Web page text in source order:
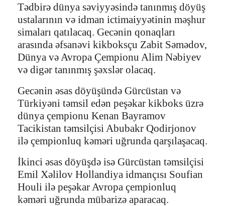
Tədbirə dünya səviyyəsində tanınmış döyüş
ustalarının və idman ictimaiyyətinin məşhur
simaları qatılacaq. Gecənin qonaqları
arasında əfsanəvi kikboksçu Zabit Səmədov,
Dünya və Avropa Çempionu Alim Nəbiyev
və digər tanınmış şəxslər olacaq.
Gecənin əsas döyüşündə Gürcüstan və
Türkiyəni təmsil edən peşəkar kikboks üzrə
dünya çempionu Kenan Bayramov
Tacikistan təmsilçisi Abubakr Qodirjonov
ilə çempionluq kəməri uğrunda qarşılaşacaq.
İkinci əsas döyüşdə isə Gürcüstan təmsilçisi
Emil Xəlilov Hollandiya idmançısı Soufian
Houli ilə peşəkar Avropa çempionluq
kəməri uğrunda mübarizə aparacaq.